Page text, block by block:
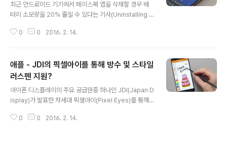
최근 안드로이드 기기에서 페이스북 앱을 삭제할 경우 배
터리 소모량을 20% 줄일 수 있다는 기사(Uninstalling F
ry life)를 냈던 The Guardian이 애플의 iOS 기기에서
스트한 결과에 따르면, 아이폰6s 플러스에서 페이스북을
설치 및 삭제했을 경우를 비교한 결과 페이스북을 삭제했
을때 15% 정도의 배터리 효율이 증가하였으며, 페이스북
이 사용하던 500MB의 캐시용량도 확보할 수 있었다고 전
했습니다. 이는 페이스북에서 배터리 관련 업데이트를 한
이후에 측정된 것으로, 업데이트이후에도 여전히 ..
0 0 2016. 2. 14.
애플 - JDI의 픽셀아이를 통해 방수 및 스타일
러스펜 지원?
아이폰 디스플레이의 주요 공급원중 하나인 JDI(Japan D
isplay)가 발표한 차세대 픽셀아이(Pixel Eyes)를 통해
표한 픽셀아이는 이를 뒷받침하듯 방수 및 디스플레이에
0 0 2016. 2. 14.